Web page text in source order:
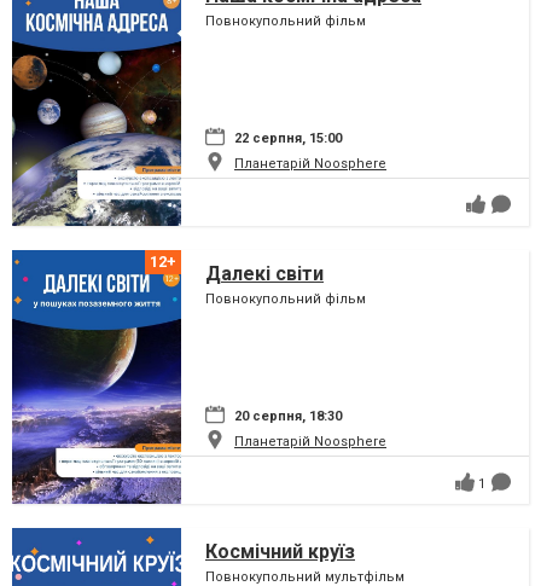
Повнокупольний фільм
22 серпня, 15:00
Планетарій Noosphere
Далекі світи
Повнокупольний фільм
20 серпня, 18:30
Планетарій Noosphere
1
Космічний круїз
Повнокупольний мультфільм